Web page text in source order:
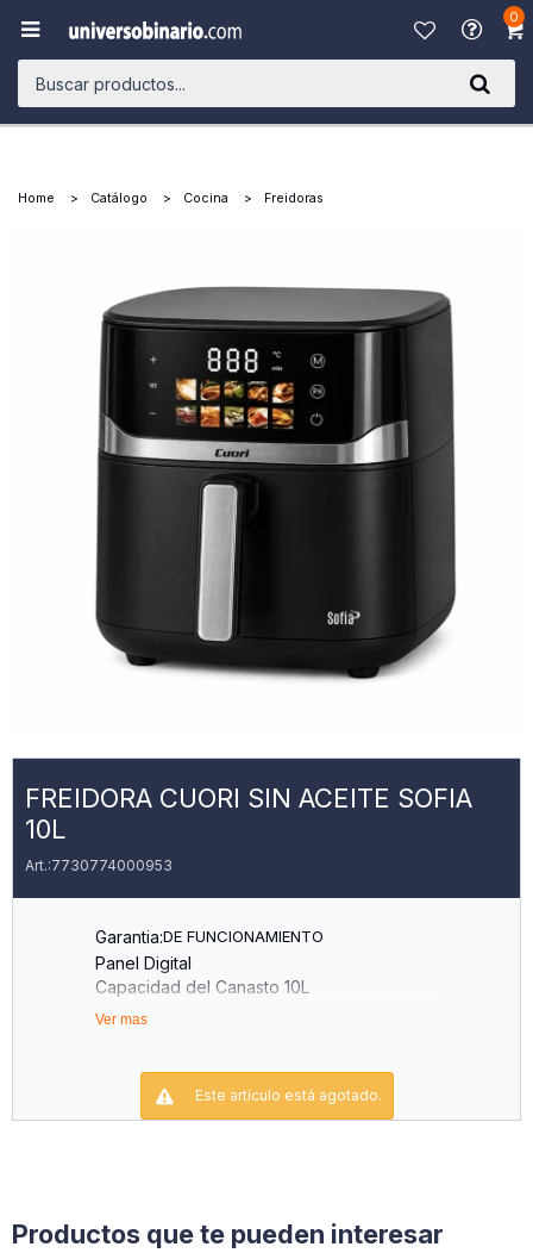
0

Home Catálogo Cocina Freidoras
FREIDORA CUORI SIN ACEITE SOFIA
10L
7730774000953
Garantia:DE FUNCIONAMIENTO
Panel Digital
Capacidad del Canasto 10L
Temperatura Regulable de 80° a 200° C
Potencia: 2300W
Ver mas
Este artículo está agotado.
Productos que te pueden interesar